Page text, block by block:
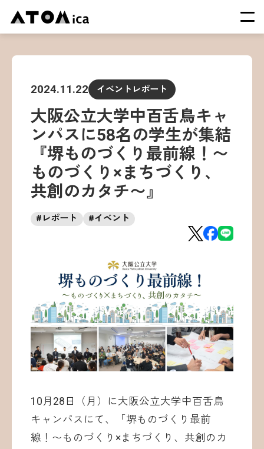
会社概要
サービス
運営施設一覧
ニュース
イベント
採用情報
お問い合わせ
©ATOMica Inc., All Rights Reserved.
2024.11.22 イベントレポート
大阪公立大学中百舌鳥キャ
ンパスに58名の学生が集結
『堺ものづくり最前線！〜
ものづくり×まちづくり、
共創のカタチ〜』
# レポート #イベント
10月28日（月）に大阪公立大学中百舌鳥
キャンパスにて、「堺ものづくり最前
線！〜ものづくり×まちづくり、共創のカ